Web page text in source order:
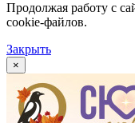
Продолжая работу с
cookie-файлов.
Закрыть
×